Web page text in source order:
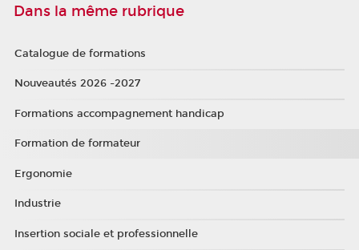
Dans la même rubrique
Catalogue de formations
Nouveautés 2026 -2027
Formations accompagnement handicap
Formation de formateur
Ergonomie
Industrie
Insertion sociale et professionnelle